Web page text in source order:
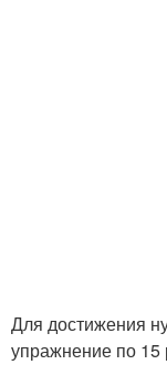
Для достижения
упражнение по 15